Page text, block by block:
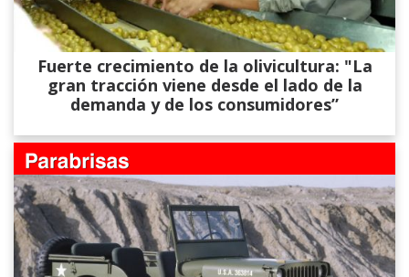
Fuerte crecimiento de la olivicultura: "La
gran tracción viene desde el lado de la
demanda y de los consumidores”